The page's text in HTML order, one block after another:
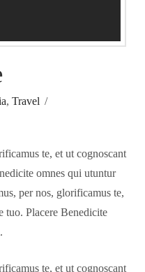
, Travel
te, et ut cognoscant
omnes qui utuntur
per nos, glorificamus te,
tuo. Placere Benedicite
te, et ut cognoscant